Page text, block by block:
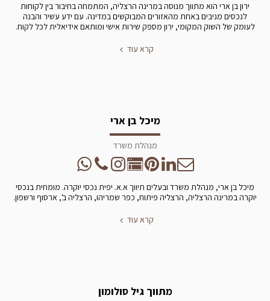
ירון בן ארי הוא מתווך מנוסה במרינה הרצליה, המתמחה בחיבור בין לקוחות
לנכסים מניבים באחת מהאזורים המבוקשים במדינה. עם ידע עשיר והבנה
לעומק של השוק המקומי, ירון מספק שירות אישי ומותאם אידיאלית לכל לקוח.
קרא עוד
מיכל בן ארי
מנהלת משרד
מיכל בן ארי, מנהלת משרד ובעלים תיווך א.א. יפית נכסי יוקרה. מומחית בנכסי
יוקרה במרינה הרצליה, הרצליה פיתוח, כפר שמריהו, הרצליה ב', ארסוף ורשפון.
קרא עוד
מתווך גיל סולומון